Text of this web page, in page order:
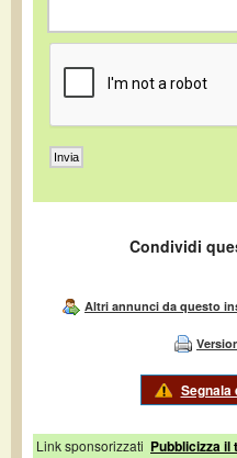
Condividi
Altri annunci da questo
Segnala
Link sponsorizzati Pubblicizza il